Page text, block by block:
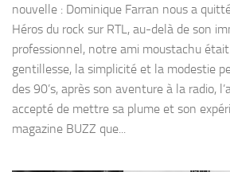
nouvelle : Dominique Farran nous a
Héros du rock sur RTL, au-delà de son
professionnel, notre ami moustachu
gentillesse, la simplicité et la modestie
des 90’s, après son aventure à la radio,
accepté de mettre sa plume et son
magazine BUZZ que...